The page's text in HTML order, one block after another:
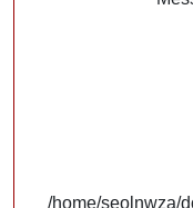
/home/seolnwza/